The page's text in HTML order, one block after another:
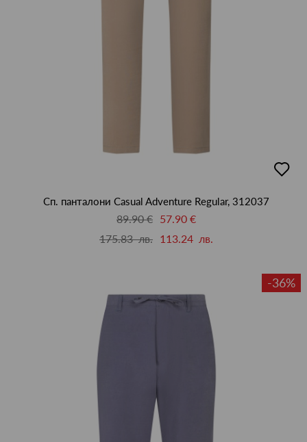
в
Сп. панталони Casual Adventure Regular, 312037
89.90 € 57.90 €
175.83 лв. 113.24 лв.
-36%